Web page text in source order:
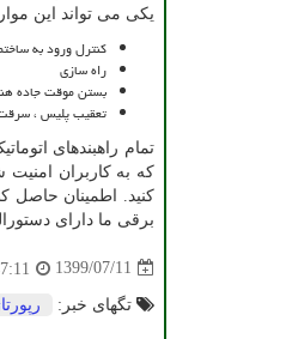
یکی می تواند این
کنترل ورود به
راه سازی
بستن موقت جاده
تعقیب پلیس ،
تمام راهبندهای
که به کاربران امنیت
کنید. اطمینان حاصل
برقی ما دارای
1399/07/11
تگهای خبر: